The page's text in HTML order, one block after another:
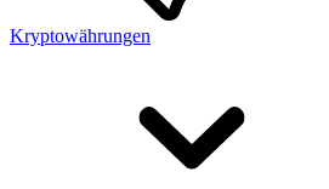
Kryptowährungen